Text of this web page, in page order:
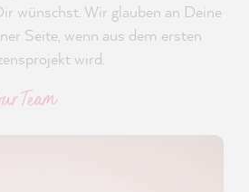
wünschst. Wir glauben an Deine
Seite, wenn aus dem ersten
wird.
Team